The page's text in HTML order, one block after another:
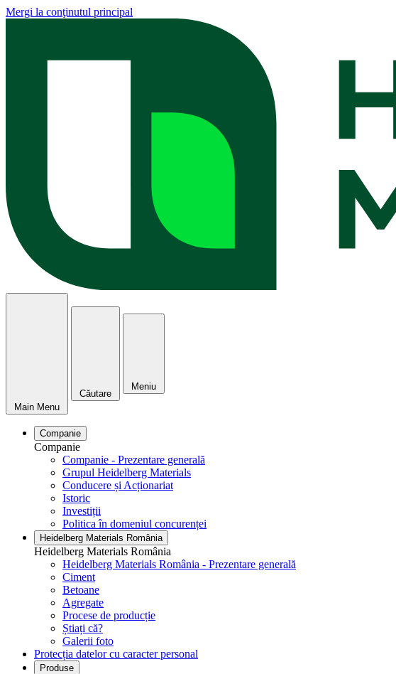
Mergi la conţinutul principal
Main Menu
Căutare
Meniu
Companie
Companie
Companie - Prezentare generală
Grupul Heidelberg Materials
Conducere și Acționariat
Istoric
Investiții
Politica în domeniul concurenței
Heidelberg Materials România
Heidelberg Materials România
Heidelberg Materials România - Prezentare generală
Ciment
Betoane
Agregate
Procese de producție
Știați că?
Galerii foto
Protecția datelor cu caracter personal
Produse